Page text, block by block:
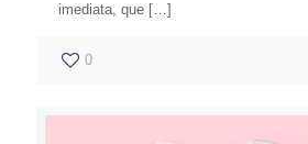
imediata, que […]
0